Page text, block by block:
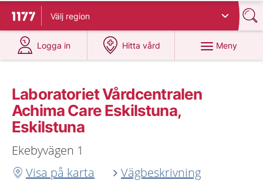
Till startsidan för 1177
Välj region
Logga in
på 1177.se
Hitta vård
på 1177.se
Meny
Laboratoriet Vårdcentralen
Achima Care Eskilstuna,
Eskilstuna
Ekebyvägen 1
Visa på karta
Vägbeskrivning